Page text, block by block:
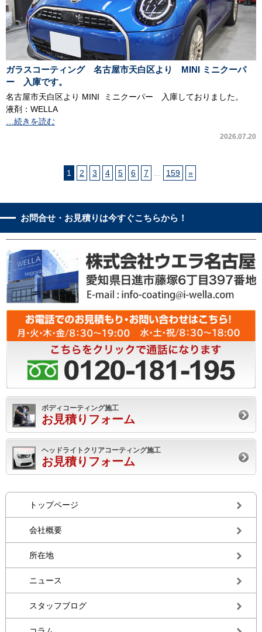
ガラスコーティング 名古屋市天白区より MINI ミニクーパ
ー 入庫です。
名古屋市天白区より MINI ミニクーパー 入庫しておりました。
液剤：WELLA
…続きを読む
2026.07.20
1 2 3 4 5 6 7 159 »
お問合せ・お見積りは今すぐこちらから！
ボディコーティング施工
お見積りフォーム
ヘッドライトクリアコーティング施工
お見積りフォーム
トップページ
会社概要
所在地
ニュース
スタッフブログ